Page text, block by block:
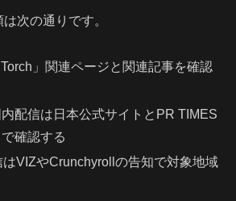
次の通りです。
」関連ページと関連記事を確認
配信は日本公式サイトとPR TIMES
確認する
VIZやCrunchyrollの告知で対象地域